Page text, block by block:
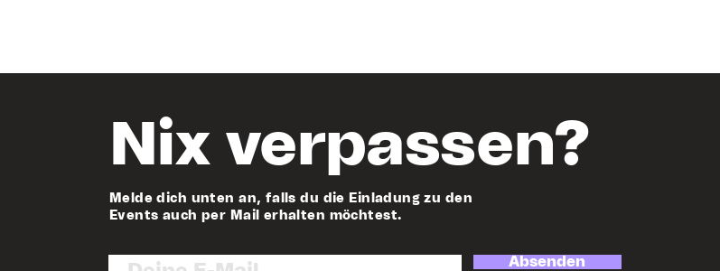
Nix verpassen?
Melde dich unten an, falls du die Einladung zu den
Events auch per Mail erhalten möchtest.
Absenden